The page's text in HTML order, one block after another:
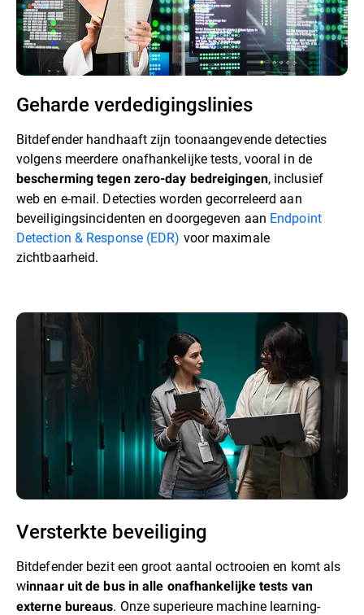
Geharde verdedigingslinies
Bitdefender handhaaft zijn toonaangevende detecties
volgens meerdere onafhankelijke tests, vooral in de
bescherming tegen zero-day bedreigingen, inclusief
web en e-mail. Detecties worden gecorreleerd aan
beveiligingsincidenten en doorgegeven aan Endpoint
Detection & Response (EDR) voor maximale
zichtbaarheid.
Versterkte beveiliging
Bitdefender bezit een groot aantal octrooien en komt als
winnaar uit de bus in alle onafhankelijke tests van
externe bureaus. Onze superieure machine learning-